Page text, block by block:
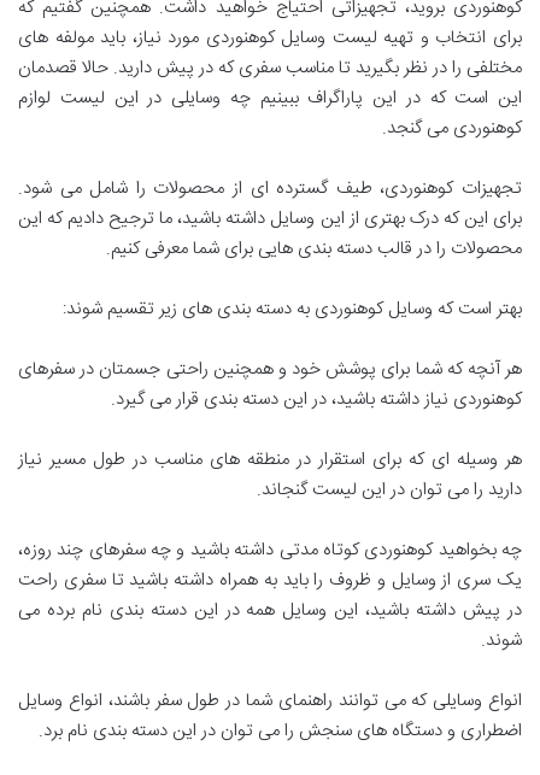
کوهنوردی بروید، تجهیزاتی احتیاج خواهید داشت. همچنین گفتیم که
برای انتخاب و تهیه لیست وسایل کوهنوردی مورد نیاز، باید مولفه های
مختلفی را در نظر بگیرید تا مناسب سفری که در پیش دارید. حالا قصدمان
این است که در این پاراگراف ببینیم چه وسایلی در این لیست لوازم
کوهنوردی می گنجد.
تجهیزات کوهنوردی، طیف گسترده ای از محصولات را شامل می شود.
برای این که درک بهتری از این وسایل داشته باشید، ما ترجیح دادیم که این
محصولات را در قالب دسته بندی هایی برای شما معرفی کنیم.
بهتر است که وسایل کوهنوردی به دسته بندی های زیر تقسیم شوند:
هر آنچه که شما برای پوشش خود و همچنین راحتی جسمتان در سفرهای
کوهنوردی نیاز داشته باشید، در این دسته بندی قرار می گیرد.
هر وسیله ای که برای استقرار در منطقه های مناسب در طول مسیر نیاز
دارید را می توان در این لیست گنجاند.
چه بخواهید کوهنوردی کوتاه مدتی داشته باشید و چه سفرهای چند روزه،
یک سری از وسایل و ظروف را باید به همراه داشته باشید تا سفری راحت
در پیش داشته باشید، این وسایل همه در این دسته بندی نام برده می
شوند.
انواع وسایلی که می توانند راهنمای شما در طول سفر باشند، انواع وسایل
اضطراری و دستگاه های سنجش را می توان در این دسته بندی نام برد.